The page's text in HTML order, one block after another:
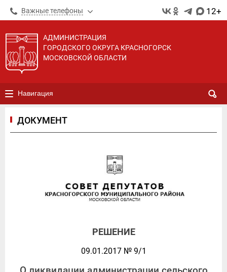
Важные телефоны 12+
АДМИНИСТРАЦИЯ
ГОРОДСКОГО ОКРУГА КРАСНОГОРСК
МОСКОВСКОЙ ОБЛАСТИ
Навигация
ДОКУМЕНТ
РЕШЕНИЕ
09.01.2017 № 9/1